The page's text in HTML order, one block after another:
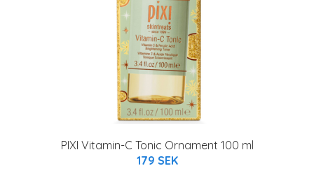
PIXI Vitamin-C Tonic Ornament 100 ml
179 SEK